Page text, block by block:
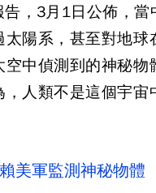
，3月1日公佈，當
陽系，甚至對地球
中偵測到的神秘物
人類不是這個宇宙
美軍監測神秘物體